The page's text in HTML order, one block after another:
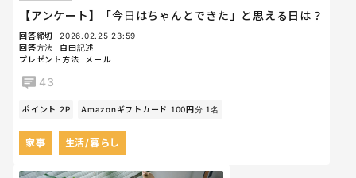
【アンケート】「今日はちゃんとできた」と思える日は？
回答締切
2026.02.25 23:59
回答方法
自由記述
プレゼント方法
メール
43
ポイント 2P Amazonギフトカード 100円分 1名
家事 生活/暮らし